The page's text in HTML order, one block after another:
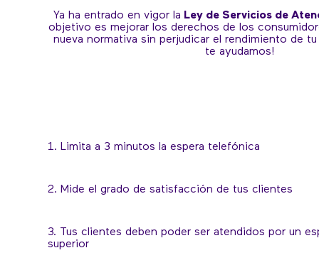
Ya ha entrado en vigor la Ley de Servicios de
objetivo es mejorar los derechos de los
nueva normativa sin perjudicar el rendimiento de
te ayudamos!
1. Limita a 3 minutos la espera telefónica
2. Mide el grado de satisfacción de tus clientes
3. Tus clientes deben poder ser atendidos por un
superior